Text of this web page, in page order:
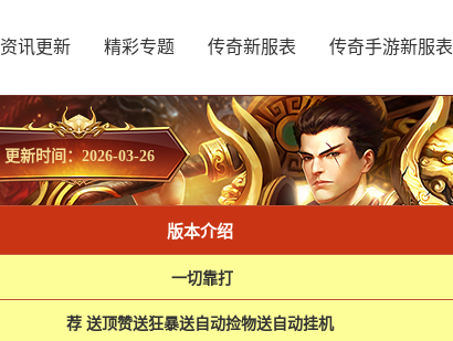
资讯更新 精彩专题 传奇新服表 传奇手游新服表
更新时间：2026-03-26
版本介绍
一切靠打
荐 送顶赞送狂暴送自动捡物送自动挂机